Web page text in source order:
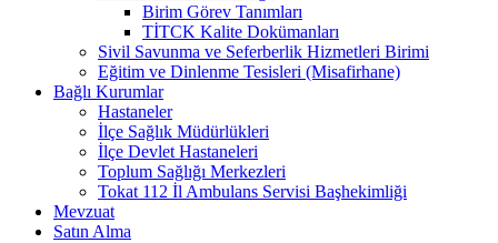
Birim Görev Tanımları
TİTCK Kalite Dokümanları
Sivil Savunma ve Seferberlik Hizmetleri Birimi
Eğitim ve Dinlenme Tesisleri (Misafirhane)
Bağlı Kurumlar
Hastaneler
İlçe Sağlık Müdürlükleri
İlçe Devlet Hastaneleri
Toplum Sağlığı Merkezleri
Tokat 112 İl Ambulans Servisi Başhekimliği
Mevzuat
Satın Alma